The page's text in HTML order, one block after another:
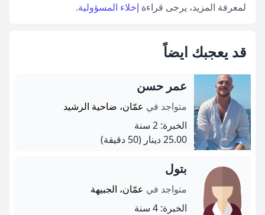
لمعرفة المزيد، يرجى قراءة إخلاء المسؤولية.
قد يعجبك ايضاً
عمر حسن
متواجد في عمّان، ضاحية الرشيد
الخبرة: 2 سنة
25.00 دينار
(50 دقيقة)
بتول
متواجد في عمّان، الجبيهة
الخبرة: 4 سنة